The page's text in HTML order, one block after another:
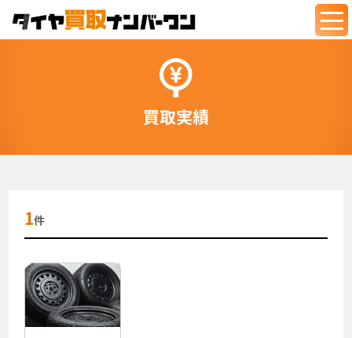
買取実績
1件